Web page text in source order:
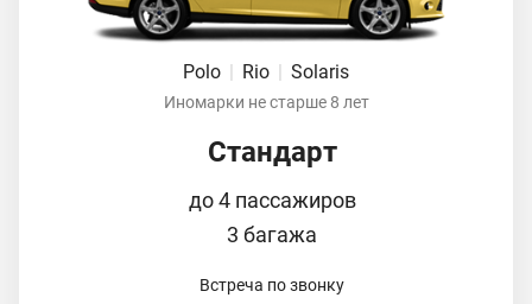
Polo | Rio | Solaris
Иномарки не старше 8 лет
Стандарт
до 4 пассажиров
3 багажа
Встреча по звонку